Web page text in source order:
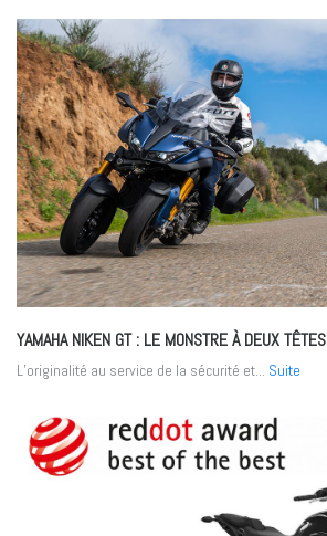
YAMAHA NIKEN GT : LE MONSTRE À DEUX TÊTES
L’originalité au service de la sécurité et... Suite